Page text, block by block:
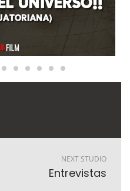
NEXT STUDIO
Entrevistas